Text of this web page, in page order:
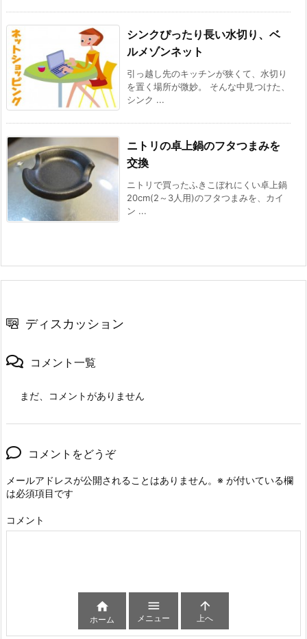
シンクぴったり長い水切り、ベ
ルメゾンネット
引っ越し先のキッチンが狭くて、水切り
を置く場所が微妙。 そんな中見つけた、
シンク ...
ニトリの卓上鍋のフタつまみを
交換
ニトリで買ったふきこぼれにくい卓上鍋
20cm(2～3人用)のフタつまみを、カイ
ン ...
ディスカッション
コメント一覧
まだ、コメントがありません
コメントをどうぞ
メールアドレスが公開されることはありません。 ※ が付いている欄
は必須項目です
コメント

ホーム

メニュー

上へ